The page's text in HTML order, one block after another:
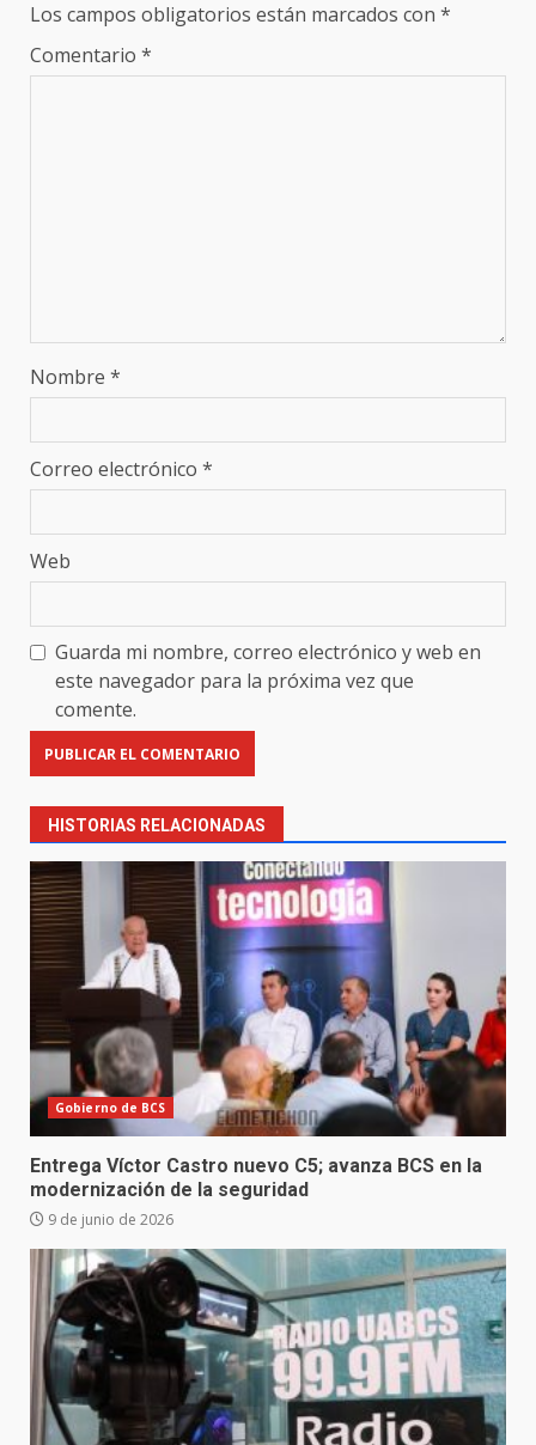
Los campos obligatorios están marcados con *
Comentario *
Nombre *
Correo electrónico *
Web
Guarda mi nombre, correo electrónico y web en
este navegador para la próxima vez que
comente.
HISTORIAS RELACIONADAS
Gobierno de BCS
Entrega Víctor Castro nuevo C5; avanza BCS en la
modernización de la seguridad
9 de junio de 2026